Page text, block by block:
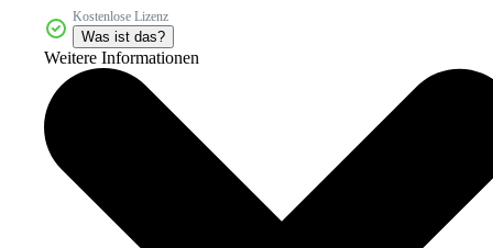
Kostenlose Lizenz
Was ist das?
Weitere Informationen